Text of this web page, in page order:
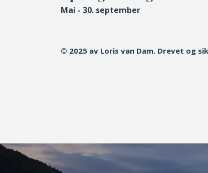
Mai - 30. september
© 2025 av Loris van Dam. Drevet og